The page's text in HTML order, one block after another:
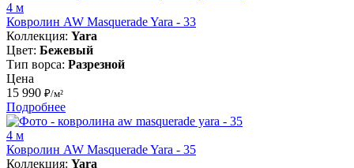
4 м
Ковролин AW Masquerade Yara - 33
Коллекция: Yara
Цвет: Бежевый
Тип ворса: Разрезной
Цена
15 990 ₽/м²
Подробнее
4 м
Ковролин AW Masquerade Yara - 35
Коллекция: Yara